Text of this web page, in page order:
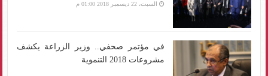
السبت، 22 ديسمبر 2018 01:00 م
في مؤتمر صحفي.. وزير الزراعة يكشف
مشروعات 2018 التنموية